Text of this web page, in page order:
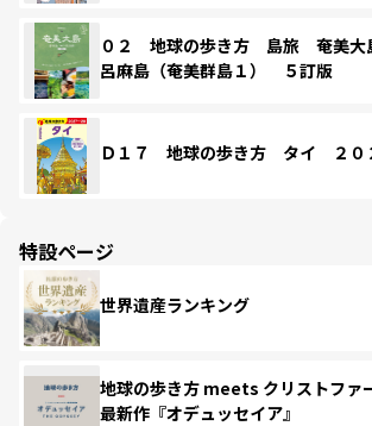
０２ 地球の歩き方 島旅 奄美
呂麻島（奄美群島１） ５訂版
Ｄ１７ 地球の歩き方 タイ ２０
特設ページ
世界遺産ランキング
地球の歩き方 meets クリストファ
最新作『オデュッセイア』